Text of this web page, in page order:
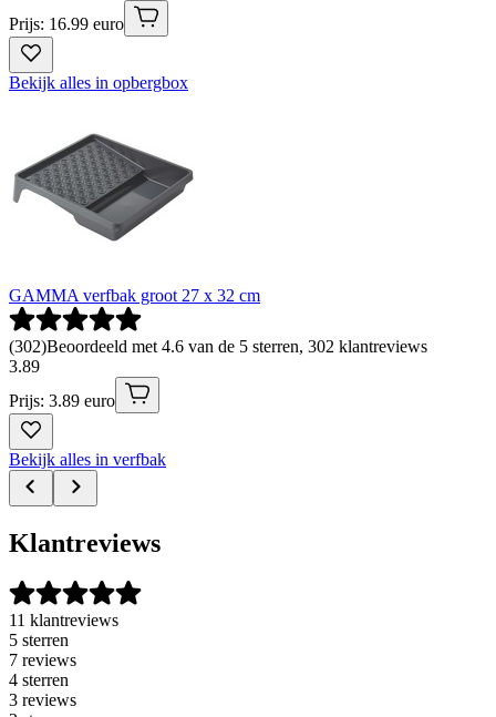
Prijs: 16.99 euro
Bekijk alles in opbergbox
GAMMA verfbak groot 27 x 32 cm
(302)Beoordeeld met 4.6 van de 5 sterren, 302 klantreviews
3.89
Prijs: 3.89 euro
Bekijk alles in verfbak
Klantreviews
11 klantreviews
5 sterren
7 reviews
4 sterren
3 reviews